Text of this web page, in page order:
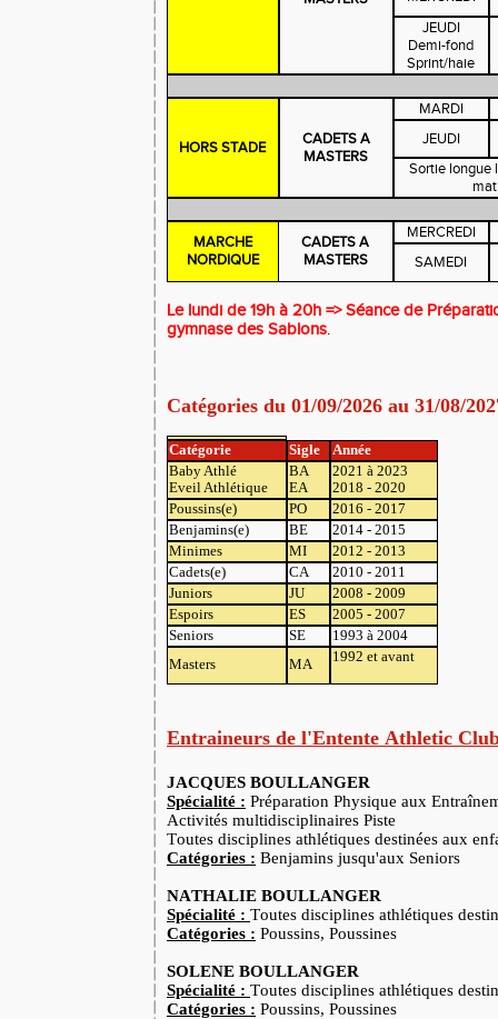
JEUDI
Demi-fond
Sprint/haie
HORS STADE
CADETS A
MASTERS
MARDI
JEUDI
Sortie longue
MARCHE
NORDIQUE
CADETS A
MASTERS
MERCREDI
SAMEDI
Le lundi de 19h à 20h => Séance de
gymnase des Sablons.
Catégories du 01/09/2026 au 31/08/
Catégorie Sigle
Année
Baby Athlé
Eveil Athlétique
BA
EA
2021 à 2023
2018 - 2020
Poussins(e)
PO
2016 - 2017
Benjamins(e)
BE
2014 - 2015
Minimes
MI
2012 - 2013
Cadets(e)
CA
2010 - 2011
Juniors
JU
2008 - 2009
Espoirs
ES
2005 - 2007
Seniors
SE
1993 à 2004
Masters
MA 1992 et avant
Entraineurs de l'Entente Athletic
JACQUES BOULLANGER
Spécialité : Préparation Physique aux
Activités multidisciplinaires Piste
Toutes disciplines athlétiques destinées aux
Catégories : Benjamins jusqu'aux Seniors
NATHALIE BOULLANGER
Spécialité : Toutes disciplines athlétiques
Catégories : Poussins, Poussines
SOLENE BOULLANGER
Spécialité : Toutes disciplines athlétiques
Catégories : Poussins, Poussines